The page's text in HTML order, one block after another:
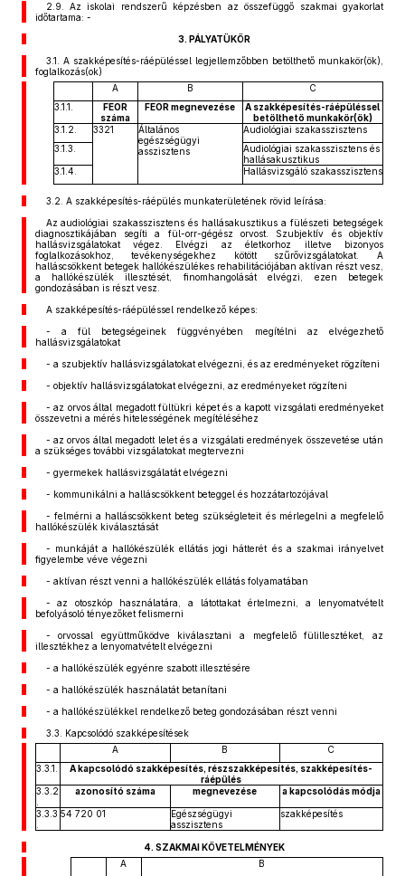
2.9. Az iskolai rendszerű képzésben az összefüggő szakmai gyakorlat
időtartama: -
3. PÁLYATÜKÖR
3.1. A szakképesítés-ráépüléssel legjellemzőbben betölthető munkakör(ök),
foglalkozás(ok)
A
B
C
3.1.1.
FEOR
száma
FEOR megnevezése
A szakképesítés-ráépüléssel
betölthető munkakör(ök)
3.1.2.
3321
Általános
egészségügyi
asszisztens
Audiológiai szakasszisztens
3.1.3.
Audiológiai szakasszisztens és
hallásakusztikus
3.1.4.
Hallásvizsgáló szakasszisztens
3.2. A szakképesítés-ráépülés munkaterületének rövid leírása:
Az audiológiai szakasszisztens és hallásakusztikus a fülészeti betegségek
diagnosztikájában segíti a fül-orr-gégész orvost. Szubjektív és objektív
hallásvizsgálatokat végez. Elvégzi az életkorhoz illetve bizonyos
foglalkozásokhoz, tevékenységekhez kötött szűrővizsgálatokat. A
halláscsökkent betegek hallókészülékes rehabilitációjában aktívan részt vesz,
a hallókészülék illesztését, finomhangolását elvégzi, ezen betegek
gondozásában is részt vesz.
A szakképesítés-ráépüléssel rendelkező képes:
- a fül betegségeinek függvényében megítélni az elvégezhető
hallásvizsgálatokat
- a szubjektív hallásvizsgálatokat elvégezni, és az eredményeket rögzíteni
- objektív hallásvizsgálatokat elvégezni, az eredményeket rögzíteni
- az orvos által megadott fültükri képet és a kapott vizsgálati eredményeket
összevetni a mérés hitelességének megítéléséhez
- az orvos által megadott lelet és a vizsgálati eredmények összevetése után
a szükséges további vizsgálatokat megtervezni
- gyermekek hallásvizsgálatát elvégezni
- kommunikálni a halláscsökkent beteggel és hozzátartozójával
- felmérni a halláscsökkent beteg szükségleteit és mérlegelni a megfelelő
hallókészülék kiválasztását
- munkáját a hallókészülék ellátás jogi hátterét és a szakmai irányelvet
figyelembe véve végezni
- aktívan részt venni a hallókészülék ellátás folyamatában
- az otoszkóp használatára, a látottakat értelmezni, a lenyomatvételt
befolyásoló tényezőket felismerni
- orvossal együttműködve kiválasztani a megfelelő fülillesztéket, az
illesztékhez a lenyomatvételt elvégezni
- a hallókészülék egyénre szabott illesztésére
- a hallókészülék használatát betanítani
- a hallókészülékkel rendelkező beteg gondozásában részt venni
3.3. Kapcsolódó szakképesítések
A
B
C
3.3.1.
A kapcsolódó szakképesítés, részszakképesítés, szakképesítés-
ráépülés
3.3.2
azonosító száma megnevezése a kapcsolódás módja
3.3.3 54 720 01
Egészségügyi
asszisztens
szakképesítés
4. SZAKMAI KÖVETELMÉNYEK
A
B